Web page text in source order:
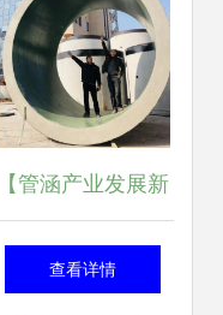
【管涵产业发展新
格局系列报道】棒
查看详情